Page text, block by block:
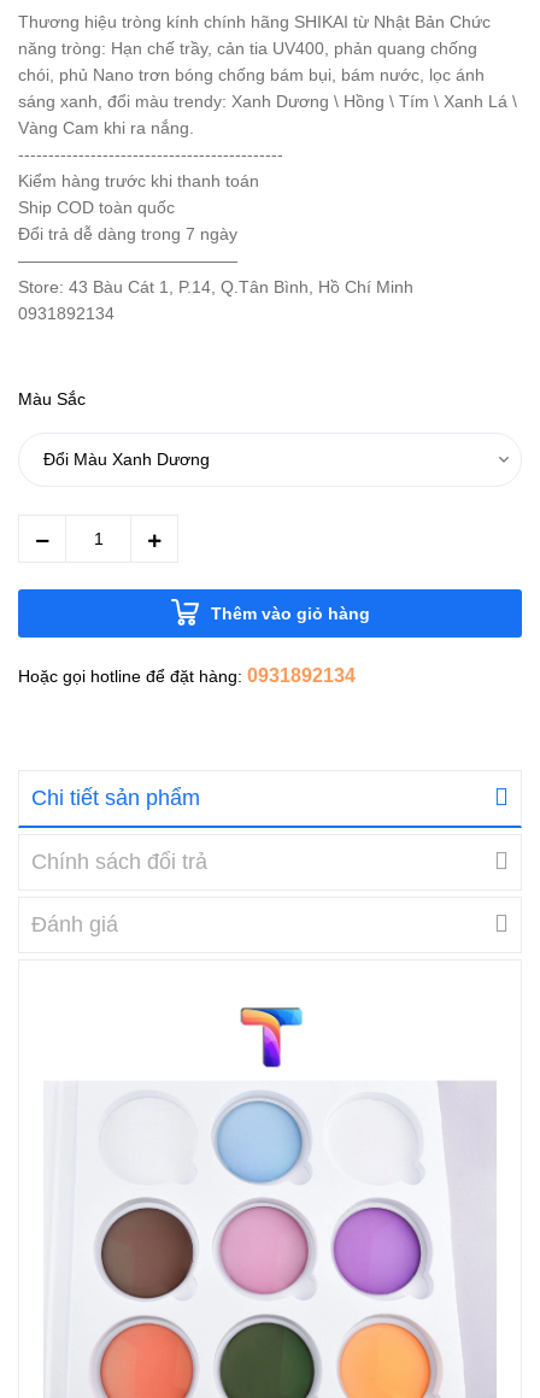
Thương hiệu tròng kính chính hãng SHIKAI từ Nhật Bản Chức
năng tròng: Hạn chế trầy, cản tia UV400, phản quang chống
chói, phủ Nano trơn bóng chống bám bụi, bám nước, lọc ánh
sáng xanh, đổi màu trendy: Xanh Dương \ Hồng \ Tím \ Xanh Lá \
Vàng Cam khi ra nắng.
--------------------------------------------
Kiểm hàng trước khi thanh toán
Ship COD toàn quốc
Đổi trả dễ dàng trong 7 ngày
—————————————
Store: 43 Bàu Cát 1, P.14, Q.Tân Bình, Hồ Chí Minh
0931892134
Màu Sắc
Thêm vào giỏ hàng
Hoặc gọi hotline để đặt hàng: 0931892134
Chi tiết sản phẩm
Chính sách đổi trả
Đánh giá